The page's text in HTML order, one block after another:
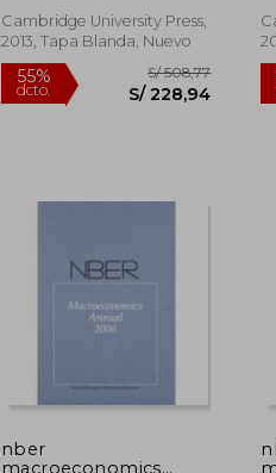
Economics and
Econometrics: Volume
Paperback
(Econometric Society
Cambridge University Press,
2013, Tapa Blanda, Nuevo
nber
macroeconomics